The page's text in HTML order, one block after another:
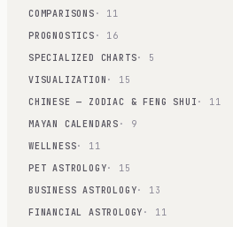
COMPARISONS · 11
PROGNOSTICS · 16
SPECIALIZED CHARTS· 5
VISUALIZATION · 15
CHINESE — ZODIAC & FENG SHUI · 11
MAYAN CALENDARS · 9
WELLNESS· 11
PET ASTROLOGY· 15
BUSINESS ASTROLOGY· 13
FINANCIAL ASTROLOGY · 11